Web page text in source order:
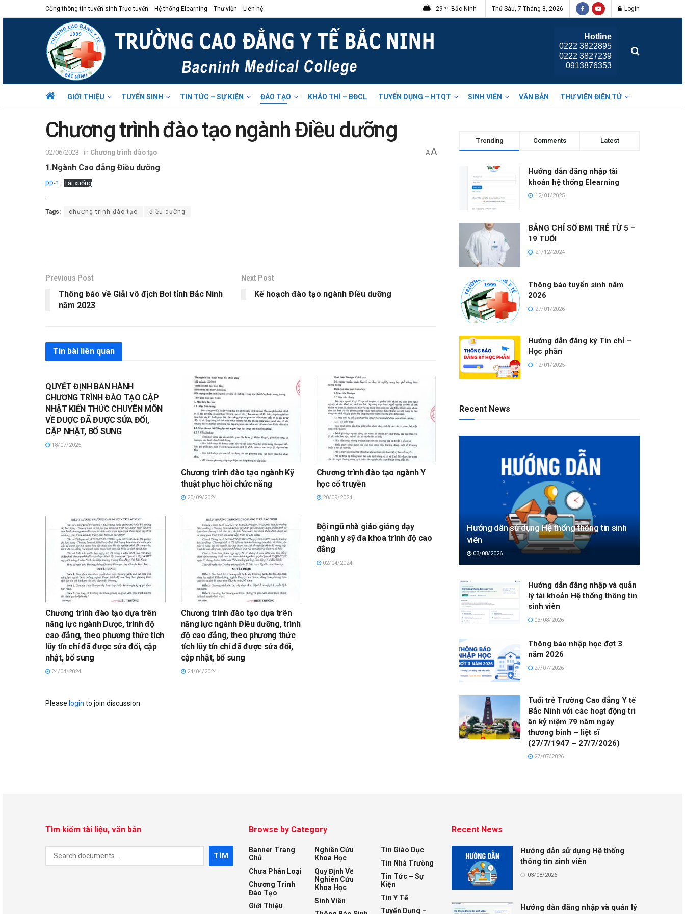
Cổng thông tin tuyển sinh Trực tuyến Hệ thống Elearning Thư viện Liên hệ 29 °C Bắc Ninh Thứ Sáu, 7 Tháng 8, 2026 Login
Hotline
0222 3822895
0222 3827239
0913876353
GIỚI THIỆU TUYỂN SINH TIN TỨC – SỰ KIỆN ĐÀO TẠO KHẢO THÍ – BĐCL TUYỂN DỤNG – HTQT SINH VIÊN VĂN BẢN THƯ VIỆN ĐIỆN TỬ
Chương trình đào tạo ngành Điều dưỡng
02/06/2023 in Chương trình đào tạo AA
1.Ngành Cao đẳng Điều dưỡng
DD-1 Tải xuống
.
Tags: chương trình đào tạo điều dưỡng
Previous Post
Thông báo về Giải vô địch Bơi tỉnh Bắc Ninh
năm 2023
Next Post
Kế hoạch đào tạo ngành Điều dưỡng
Tin bài liên quan
QUYẾT ĐỊNH BAN HÀNH
CHƯƠNG TRÌNH ĐÀO TẠO CẬP
NHẬT KIẾN THỨC CHUYÊN MÔN
VỀ DƯỢC ĐÃ ĐƯỢC SỬA ĐỔI,
CẬP NHẬT, BỔ SUNG
18/07/2025
Chương trình đào tạo ngành Kỹ
thuật phục hồi chức năng
20/09/2024
Chương trình đào tạo ngành Y
học cổ truyền
20/09/2024
Chương trình đào tạo dựa trên
năng lực ngành Dược, trình độ
cao đẳng, theo phương thức tích
lũy tín chỉ đã được sửa đổi, cập
nhật, bổ sung
24/04/2024
Chương trình đào tạo dựa trên
năng lực ngành Điều dưỡng, trình
độ cao đẳng, theo phương thức
tích lũy tín chỉ đã được sửa đổi,
cập nhật, bổ sung
24/04/2024
Đội ngũ nhà giáo giảng dạy
ngành y sỹ đa khoa trình độ cao
đẳng
02/04/2024
Please login to join discussion
Trending Comments Latest
Hướng dẫn đăng nhập tài
khoản hệ thống Elearning
12/01/2025
BẢNG CHỈ SỐ BMI TRẺ TỪ 5 –
19 TUỔI
21/12/2024
Thông báo tuyển sinh năm
2026
27/01/2026
Hướng dẫn đăng ký Tín chỉ –
Học phần
12/01/2025
Recent News
Hướng dẫn sử dụng Hệ thống thông tin sinh
viên
03/08/2026
Hướng dẫn đăng nhập và quản
lý tài khoản Hệ thống thông tin
sinh viên
03/08/2026
Thông báo nhập học đợt 3
năm 2026
27/07/2026
Tuổi trẻ Trường Cao đẳng Y tế
Bắc Ninh với các hoạt động tri
ân kỷ niệm 79 năm ngày
thương binh – liệt sĩ
(27/7/1947 – 27/7/2026)
27/07/2026
Tìm kiếm tài liệu, văn bản
TÌM
Browse by Category
Banner Trang
Chủ
Chưa Phân Loại
Chương Trình
Đào Tạo
Giới Thiệu
Nghiên Cứu
Khoa Học
Quy Định Về
Nghiên Cứu
Khoa Học
Sinh Viên
Tin Giáo Dục
Tin Nhà Trường
Tin Tức – Sự
Kiện
Tin Y Tế
Tuyển Dụng –
Recent News
Hướng dẫn sử dụng Hệ thống
thông tin sinh viên
03/08/2026
Hướng dẫn đăng nhập và quản lý